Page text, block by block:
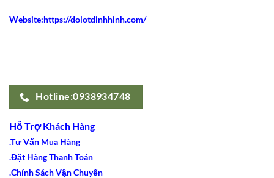
Website:https://dolotdinhhinh.com/
Hotline:0938934748
Hỗ Trợ Khách Hàng
.Tư Vấn Mua Hàng
.Đặt Hàng Thanh Toán
.Chính Sách Vận Chuyển